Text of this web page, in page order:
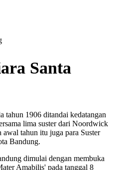
Santa
tahun 1906 ditandai kedatangan
lima suster dari Noordwick
awal tahun itu juga para Suster
Bandung.
dimulai dengan membuka
Amabilis' pada tanggal 8